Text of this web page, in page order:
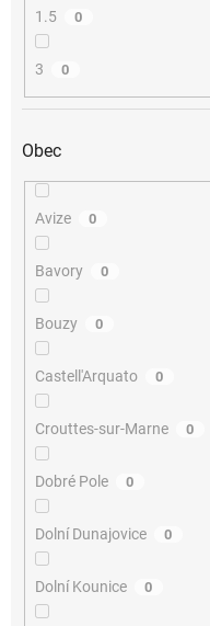
1.5 0
3 0
Obec
Avize 0
Bavory 0
Bouzy 0
Castell'Arquato 0
Crouttes-sur-Marne 0
Dobré Pole 0
Dolní Dunajovice 0
Dolní Kounice 0